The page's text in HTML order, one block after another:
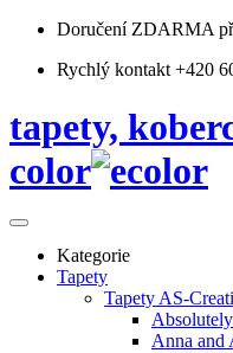
Doručení ZDARMA
Rychlý kontakt +420
tapety,
color
Kategorie
Tapety
Tapety AS-
Anna and